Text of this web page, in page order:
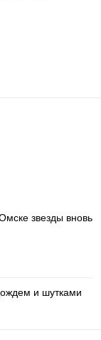
звезды вновь
и шутками